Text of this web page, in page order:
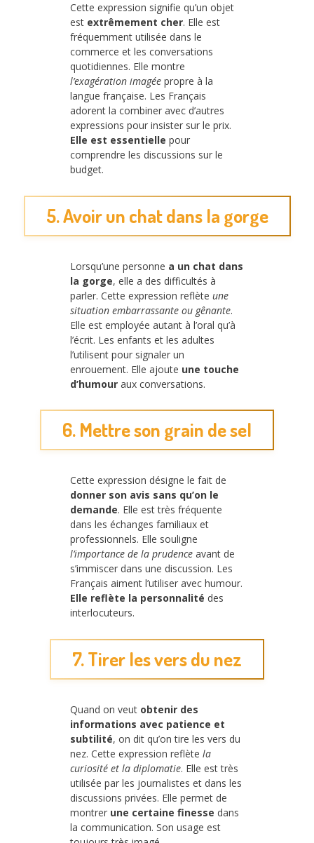
Cette expression signifie qu’un objet
est extrêmement cher. Elle est
fréquemment utilisée dans le
commerce et les conversations
quotidiennes. Elle montre
l’exagération imagée propre à la
langue française. Les Français
adorent la combiner avec d’autres
expressions pour insister sur le prix.
Elle est essentielle pour
comprendre les discussions sur le
budget.
5. Avoir un chat dans la gorge
Lorsqu’une personne a un chat dans
la gorge, elle a des difficultés à
parler. Cette expression reflète une
situation embarrassante ou gênante.
Elle est employée autant à l’oral qu’à
l’écrit. Les enfants et les adultes
l’utilisent pour signaler un
enrouement. Elle ajoute une touche
d’humour aux conversations.
6. Mettre son grain de sel
Cette expression désigne le fait de
donner son avis sans qu’on le
demande. Elle est très fréquente
dans les échanges familiaux et
professionnels. Elle souligne
l’importance de la prudence avant de
s’immiscer dans une discussion. Les
Français aiment l’utiliser avec humour.
Elle reflète la personnalité des
interlocuteurs.
7. Tirer les vers du nez
Quand on veut obtenir des
informations avec patience et
subtilité, on dit qu’on tire les vers du
nez. Cette expression reflète la
curiosité et la diplomatie. Elle est très
utilisée par les journalistes et dans les
discussions privées. Elle permet de
montrer une certaine finesse dans
la communication. Son usage est